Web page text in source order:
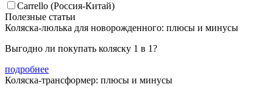
Carrello (Россия-Китай)
Полезные статьи
Коляска-люлька для новорожденного: плюсы и минусы
Выгодно ли покупать коляску 1 в 1?
подробнее
Коляска-трансформер: плюсы и минусы